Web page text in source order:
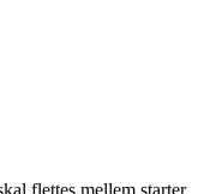
flettes mellem starter